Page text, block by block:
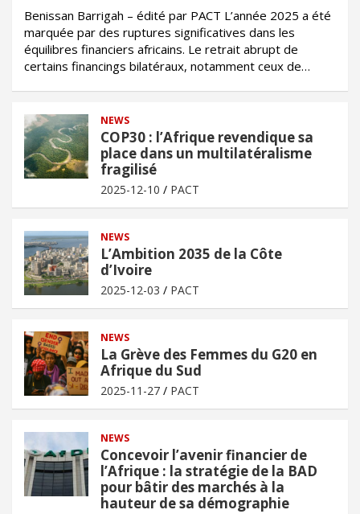
Benissan Barrigah – édité par PACT L’année 2025 a été
marquée par des ruptures significatives dans les
équilibres financiers africains. Le retrait abrupt de
certains financings bilatéraux, notamment ceux de…
NEWS
COP30 : l’Afrique revendique sa
place dans un multilatéralisme
fragilisé
2025-12-10 PACT
NEWS
L’Ambition 2035 de la Côte
d’Ivoire
2025-12-03 PACT
NEWS
La Grève des Femmes du G20 en
Afrique du Sud
2025-11-27 PACT
NEWS
Concevoir l’avenir financier de
l’Afrique : la stratégie de la BAD
pour bâtir des marchés à la
hauteur de sa démographie